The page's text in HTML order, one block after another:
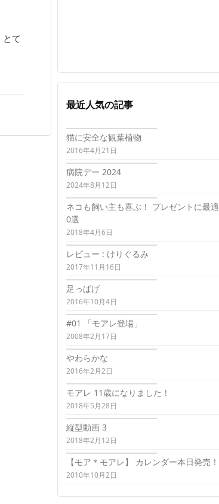
て
最近人気の記事
猫に安全な観葉植物
2016年4月21日
病院デー 2024
2024年8月12日
ネコも飼い主も喜ぶ！ プレゼントに最
0選
2018年4月6日
レビュー : けりぐるみ
2017年11月16日
足っぱげ
2016年10月4日
#01 「モアレ登場」
2008年2月17日
やわらかな
2016年2月2日
モアレ 11歳になりました！
2018年5月28日
縦型動画 3
2018年2月12日
【モア＊モアレ】 カレンダー本日発売！
2010年10月2日